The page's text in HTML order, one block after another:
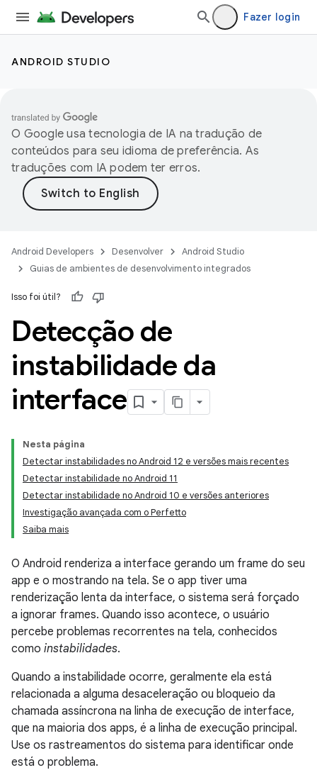
Fazer login
ANDROID STUDIO
O Google usa tecnologia de IA na tradução de
conteúdos para seu idioma de preferência. As
traduções com IA podem ter erros.
Android Developers Desenvolver
Android Studio
Guias de ambientes de desenvolvimento integrados
Isso foi útil?
Detecção de
instabilidade da
interface
Nesta página
Detectar instabilidades no Android 12 e versões mais recentes
Detectar instabilidade no Android 11
Detectar instabilidade no Android 10 e versões anteriores
Investigação avançada com o Perfetto
Saiba mais
O Android renderiza a interface gerando um frame do seu
app e o mostrando na tela. Se o app tiver uma
renderização lenta da interface, o sistema será forçado
a ignorar frames. Quando isso acontece, o usuário
percebe problemas recorrentes na tela, conhecidos
como instabilidades.
Quando a instabilidade ocorre, geralmente ela está
relacionada a alguma desaceleração ou bloqueio da
chamada assíncrona na linha de execução de interface,
que na maioria dos apps, é a linha de execução principal.
Use os rastreamentos do sistema para identificar onde
está o problema.